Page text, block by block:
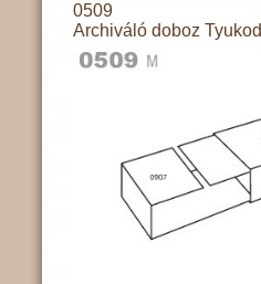
0509
Archiváló doboz Tyukod